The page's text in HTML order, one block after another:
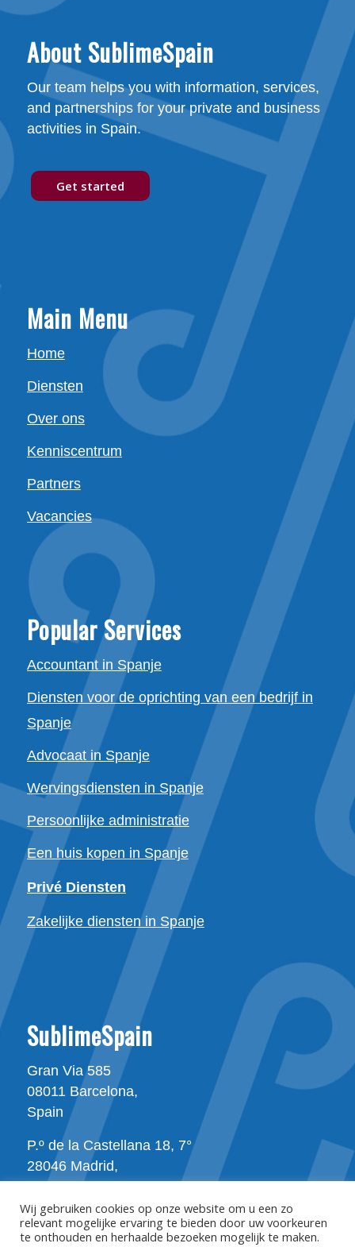
About SublimeSpain
Our team helps you with information, services,
and partnerships for your private and business
activities in Spain.
Get started
Main Menu
Home
Diensten
Over ons
Kenniscentrum
Partners
Vacancies
Popular Services
Accountant in Spanje
Diensten voor de oprichting van een bedrijf in
Spanje
Advocaat in Spanje
Wervingsdiensten in Spanje
Persoonlijke administratie
Een huis kopen in Spanje
Privé Diensten
Zakelijke diensten in Spanje
SublimeSpain
Gran Via 585
08011 Barcelona,
Spain
P.º de la Castellana 18, 7°
28046 Madrid,
Spain
Wij gebruiken cookies op onze website om u een zo
relevant mogelijke ervaring te bieden door uw voorkeuren
te onthouden en herhaalde bezoeken mogelijk te maken.